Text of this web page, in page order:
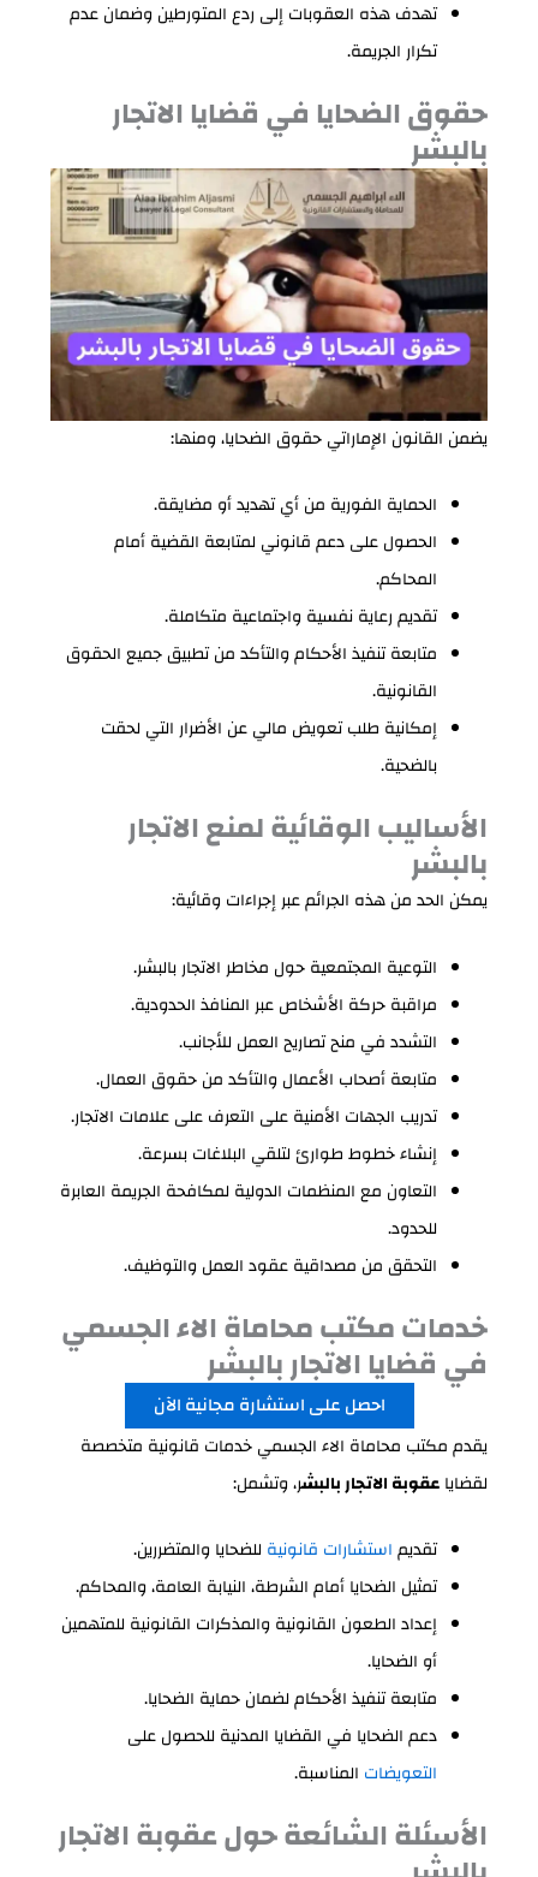
تهدف هذه العقوبات إلى ردع المتورطين وضمان عدم
تكرار الجريمة.
حقوق الضحايا في قضايا الاتجار
بالبشر
يضمن القانون الإماراتي حقوق الضحايا، ومنها:
الحماية الفورية من أي تهديد أو مضايقة.
الحصول على دعم قانوني لمتابعة القضية أمام
المحاكم.
تقديم رعاية نفسية واجتماعية متكاملة.
متابعة تنفيذ الأحكام والتأكد من تطبيق جميع الحقوق
القانونية.
إمكانية طلب تعويض مالي عن الأضرار التي لحقت
بالضحية.
الأساليب الوقائية لمنع الاتجار
بالبشر
يمكن الحد من هذه الجرائم عبر إجراءات وقائية:
التوعية المجتمعية حول مخاطر الاتجار بالبشر.
مراقبة حركة الأشخاص عبر المنافذ الحدودية.
التشدد في منح تصاريح العمل للأجانب.
متابعة أصحاب الأعمال والتأكد من حقوق العمال.
تدريب الجهات الأمنية على التعرف على علامات الاتجار.
إنشاء خطوط طوارئ لتلقي البلاغات بسرعة.
التعاون مع المنظمات الدولية لمكافحة الجريمة العابرة
للحدود.
التحقق من مصداقية عقود العمل والتوظيف.
خدمات مكتب محاماة الاء الجسمي
في قضايا الاتجار بالبشر
احصل على استشارة مجانية الآن
يقدم مكتب محاماة الاء الجسمي خدمات قانونية متخصصة
لقضاياعقوبة الاتجار بالبشر، وتشمل:
تقديماستشارات قانونية للضحايا والمتضررين.
تمثيل الضحايا أمام الشرطة، النيابة العامة، والمحاكم.
إعداد الطعون القانونية والمذكرات القانونية للمتهمين
أو الضحايا.
متابعة تنفيذ الأحكام لضمان حماية الضحايا.
دعم الضحايا في القضايا المدنية للحصول على
التعويضات المناسبة.
الأسئلة الشائعة حول عقوبة الاتجار